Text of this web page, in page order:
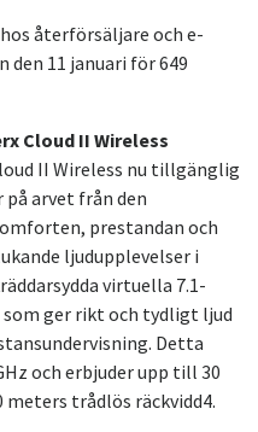
återförsäljare och e-
den 11 januari för 649
Cloud II Wireless
II Wireless nu tillgänglig
arvet från den
prestandan och
ljudupplevelser i
virtuella 7.1-
ger rikt och tydligt ljud
Detta
och erbjuder upp till 30
trådlös räckvidd4.